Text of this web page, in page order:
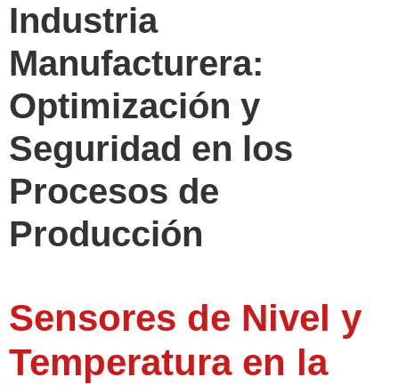
Industria
Manufacturera:
Optimización y
Seguridad en los
Procesos de
Producción
Sensores de Nivel y
Temperatura en la